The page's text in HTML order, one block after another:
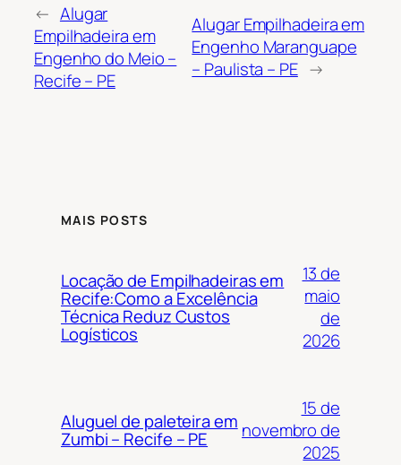
← Alugar
Empilhadeira em
Engenho do Meio –
Recife – PE
Alugar Empilhadeira em
Engenho Maranguape
– Paulista – PE →
MAIS POSTS
Locação de Empilhadeiras em
Recife:Como a Excelência
Técnica Reduz Custos
Logísticos
13 de
maio
de
2026
Aluguel de paleteira em
Zumbi – Recife – PE
15 de
novembro de
2025